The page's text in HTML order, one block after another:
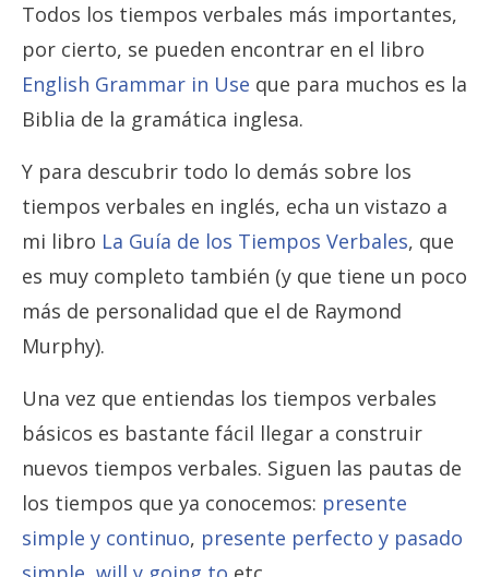
Todos los tiempos verbales más importantes,
por cierto, se pueden encontrar en el libro
English Grammar in Use que para muchos es la
Biblia de la gramática inglesa.
Y para descubrir todo lo demás sobre los
tiempos verbales en inglés, echa un vistazo a
mi libro La Guía de los Tiempos Verbales, que
es muy completo también (y que tiene un poco
más de personalidad que el de Raymond
Murphy).
Una vez que entiendas los tiempos verbales
básicos es bastante fácil llegar a construir
nuevos tiempos verbales. Siguen las pautas de
los tiempos que ya conocemos: presente
simple y continuo, presente perfecto y pasado